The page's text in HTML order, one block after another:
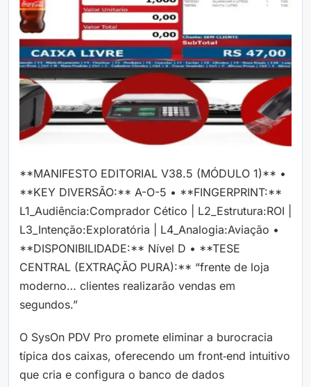
**MANIFESTO EDITORIAL V38.5 (MÓDULO 1)** •
**KEY DIVERSÃO:** A-O-5 • **FINGERPRINT:**
L1_Audiência:Comprador Cético | L2_Estrutura:ROI |
L3_Intenção:Exploratória | L4_Analogia:Aviação •
**DISPONIBILIDADE:** Nível D • **TESE
CENTRAL (EXTRAÇÃO PURA):** “frente de loja
moderno… clientes realizarão vendas em
segundos.”
O SysOn PDV Pro promete eliminar a burocracia
típica dos caixas, oferecendo um front‑end intuitivo
que cria e configura o banco de dados